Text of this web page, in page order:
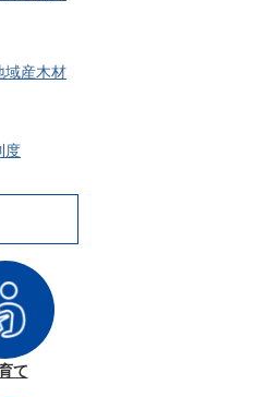
域産木材
度
て